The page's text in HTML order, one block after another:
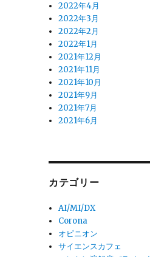
2022年4月
2022年3月
2022年2月
2022年1月
2021年12月
2021年11月
2021年10月
2021年9月
2021年7月
2021年6月
カテゴリー
AI/MI/DX
Corona
オピニオン
サイエンスカフェ